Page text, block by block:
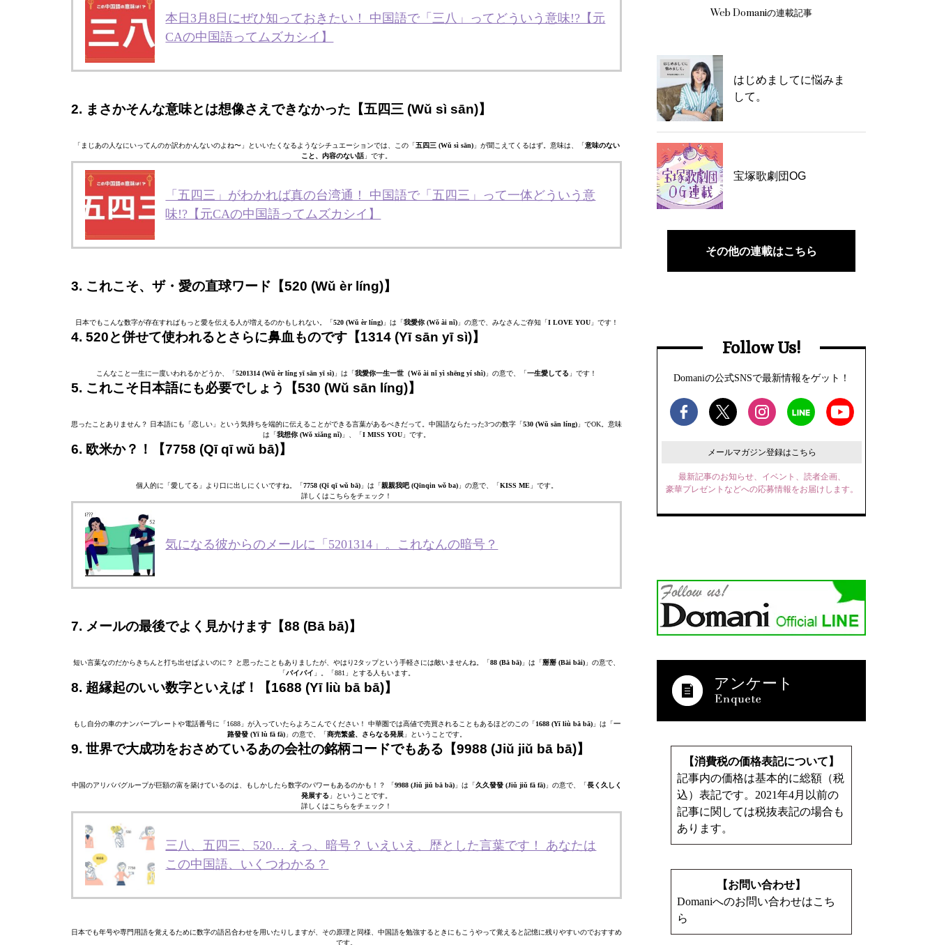
本日3月8日にぜひ知っておきたい！ 中国語で「三八」ってどういう意味!?【元
CAの中国語ってムズカシイ】
2. まさかそんな意味とは想像さえできなかった【五四三 (Wǔ sì sān)】
「まじあの人なにいってんのか訳わかんないのよね〜」といいたくなるようなシチュエーションでは、この「五四三 (Wǔ sì sān)」が聞こえてくるはず。意味は、「意味のない
こと、内容のない話 」です。
「五四三」がわかれば真の台湾通！ 中国語で「五四三」って一体どういう意
味!?【元CAの中国語ってムズカシイ】
3. これこそ、ザ・愛の直球ワード【520 (Wǔ èr líng)】
日本でもこんな数字が存在すればもっと愛を伝える人が増えるのかもしれない。「520 (Wǔ èr líng)」は「我愛你 (Wǒ ài nǐ)」の意で、みなさんご存知「I LOVE YOU」です！
4. 520と併せて使われるとさらに鼻血ものです【1314 (Yī sān yī sì)】
こんなこと一生に一度いわれるかどうか、「5201314 (Wǔ èr líng yī sān yī sì) 」は「我愛你一生一世（Wǒ ài nǐ yì shēng yí shì) 」の意で、「一生愛してる 」です！
5. これこそ日本語にも必要でしょう【530 (Wŭ sān líng)】
思ったことありません？ 日本語にも「恋しい」という気持ちを端的に伝えることができる言葉があるべきだって。中国語ならたった3つの数字「530 (Wŭ sān líng) 」でOK。意味
は「我想你 (Wǒ xiǎng nǐ) 」、「I MISS YOU 」です。
6. 欧米か？！【7758 (Qī qī wǔ bā)】
個人的に「愛してる」より口に出しにくいですね。「7758 (Qī qī wǔ bā)」は「親親我吧 (Qīnqin wǒ ba)」の意で、「KISS ME」です。
詳しくはこちらをチェック！
気になる彼からのメールに「5201314」。これなんの暗号？
7. メールの最後でよく見かけます【88 (Bā bā)】
短い言葉なのだからきちんと打ち出せばよいのに？ と思ったこともありましたが、やはり2タップという手軽さには敵いませんね。「88 (Bā bā) 」は「掰掰 (Bāi bāi) 」の意で、
「バイバイ 」。「881」とする人もいます。
8. 超縁起のいい数字といえば！【1688 (Yī liù bā bā)】
もし自分の車のナンバープレートや電話番号に「1688」が入っていたらよろこんでください！ 中華圏では高値で売買されることもあるほどのこの「1688 (Yī liù bā bā)」は「一
路發發 (Yī lù fā fā)」の意で、「商売繁盛、さらなる発展」ということです。
9. 世界で大成功をおさめているあの会社の銘柄コードでもある【9988 (Jiǔ jiǔ bā bā)】
中国のアリババグループが巨額の富を築けているのは、もしかしたら数字のパワーもあるのかも！？ 「9988 (Jiǔ jiǔ bā bā)」は「久久發發 (Jiǔ jiǔ fā fā)」の意で、「長く久しく
発展する 」ということです。
詳しくはこちらをチェック！
三八、五四三、520… えっ、暗号？ いえいえ、歴とした言葉です！ あなたは
この中国語、いくつわかる？
日本でも年号や専門用語を覚えるために数字の語呂合わせを用いたりしますが、その原理と同様、中国語を勉強するときにもこうやって覚えると記憶に残りやすいのでおすすめ
です。
Web Domaniの連載記事
はじめましてに悩みま
して。
宝塚歌劇団OG
その他の連載はこちら
Follow Us!
Domaniの公式SNSで最新情報をゲット！
メールマガジン登録はこちら
最新記事のお知らせ、イベント、読者企画、
豪華プレゼントなどへの応募情報をお届けします。
アンケート
【消費税の価格表記について】
記事内の価格は基本的に総額（税
込）表記です。2021年4月以前の
記事に関しては税抜表記の場合も
あります。
【お問い合わせ】
Domaniへのお問い合わせはこち
ら